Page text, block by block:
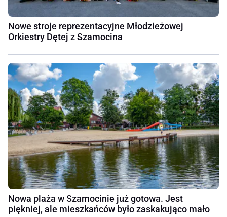
Nowe stroje reprezentacyjne Młodzieżowej
Orkiestry Dętej z Szamocina
Nowa plaża w Szamocinie już gotowa. Jest
piękniej, ale mieszkańców było zaskakująco mało